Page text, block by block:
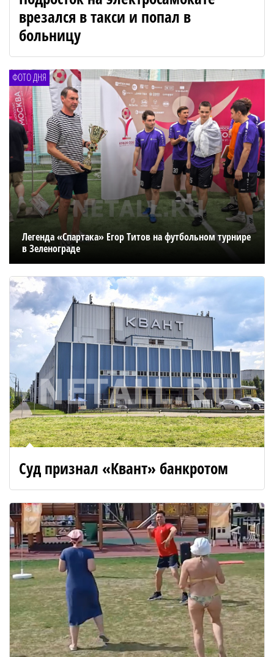
врезался в такси и попал в
больницу
ФОТО ДНЯ
Легенда «Спартака» Егор Титов на футбольном турнире
в Зеленограде
Суд признал «Квант» банкротом